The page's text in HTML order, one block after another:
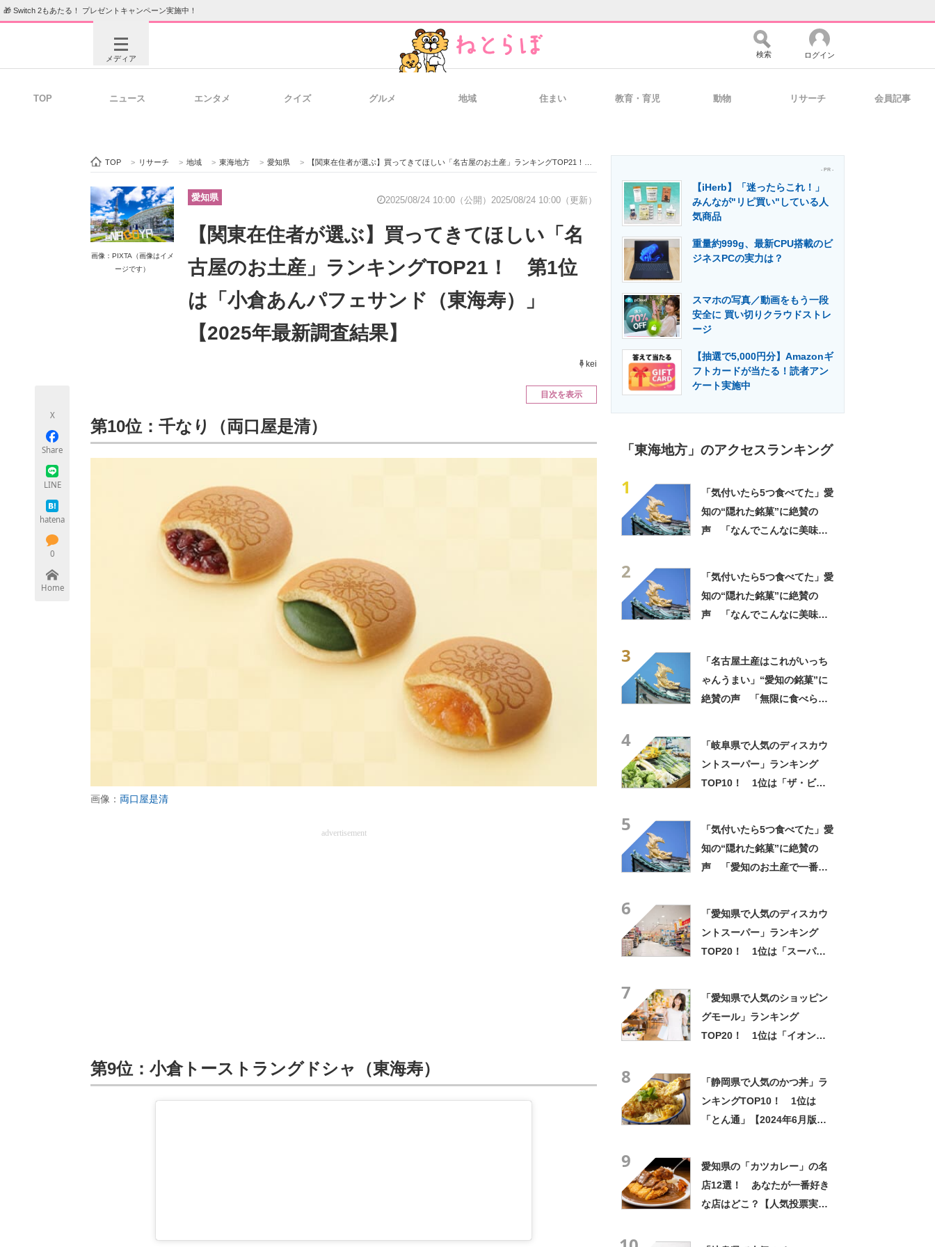
🎁 Switch 2もあたる！ プレゼントキャンペーン実施中！
メディア
ビジネスと働き方のヒント 経営リーダーのコミュニティ マーケ×ITの今がよく分かる
ITエンジニア向け専門サイト 企業向けIT製品の総合サイト 製造業のIT導入・活用を支援
モノづくり技術者専門サイト エレクトロニクス専門サイト エネルギーの専門メディア 建設×テクノロジーの最前線
検索 ログイン
TOP ニュース エンタメ クイズ グルメ 地域 住まい 教育・育児 動物 リサーチ 会員記事
TOP > リサーチ > 地域 > 東海地方 > 愛知県 > 【関東在住者が選ぶ】買ってきてほしい「名古屋のお土産」ランキングTOP21！ 第1位は「小倉あんパフェサンド（東海寿）」【2025年最新調査結果】
画像：PIXTA（画像はイメ
ージです）
愛知県 2025/08/24 10:00（公開） 2025/08/24 10:00（更新）
【関東在住者が選ぶ】買ってきてほしい「名
古屋のお土産」ランキングTOP21！ 第1位
は「小倉あんパフェサンド（東海寿）」
【2025年最新調査結果】
kei
X
Share
LINE
hatena
0
Home
目次を表示
第10位：千なり（両口屋是清）
画像： 両口屋是清
advertisement
第9位：小倉トーストラングドシャ（東海寿）
- PR -
【iHerb】「迷ったらこれ！」
みんなが"リピ買い"している人
気商品
重量約999g、最新CPU搭載のビ
ジネスPCの実力は？
スマホの写真／動画をもう一段
安全に 買い切りクラウドストレ
ージ
【抽選で5,000円分】Amazonギ
フトカードが当たる！読者アン
ケート実施中
「東海地方」のアクセスランキング
1
「気付いたら5つ食べてた」愛
知の“隠れた銘菓”に絶賛の
声 「なんでこんなに美味し
2
「気付いたら5つ食べてた」愛
知の“隠れた銘菓”に絶賛の
声 「なんでこんなに美味し
3
「名古屋土産はこれがいっち
ゃんうまい」“愛知の銘菓”に
絶賛の声 「無限に食べられ
4
「岐阜県で人気のディスカウ
ントスーパー」ランキング
TOP10！ 1位は「ザ・ビッ
5
「気付いたら5つ食べてた」愛
知の“隠れた銘菓”に絶賛の
声 「愛知のお土産で一番好
6
「愛知県で人気のディスカウ
ントスーパー」ランキング
TOP20！ 1位は「スーパー
7
「愛知県で人気のショッピン
グモール」ランキング
TOP20！ 1位は「イオンモ
8
「静岡県で人気のかつ丼」ラ
ンキングTOP10！ 1位は
「とん通」【2024年6月版／
9
愛知県の「カツカレー」の名
店12選！ あなたが一番好き
な店はどこ？【人気投票実施